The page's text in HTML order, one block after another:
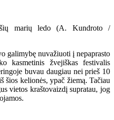
galimybę nuvažiuoti į nepaprasto
kasmetinis žvejiškas festivalis
buvau daugiau nei prieš 10
šios kelionės, ypač žiemą. Tačiau
vietos kraštovaizdį supratau, jog